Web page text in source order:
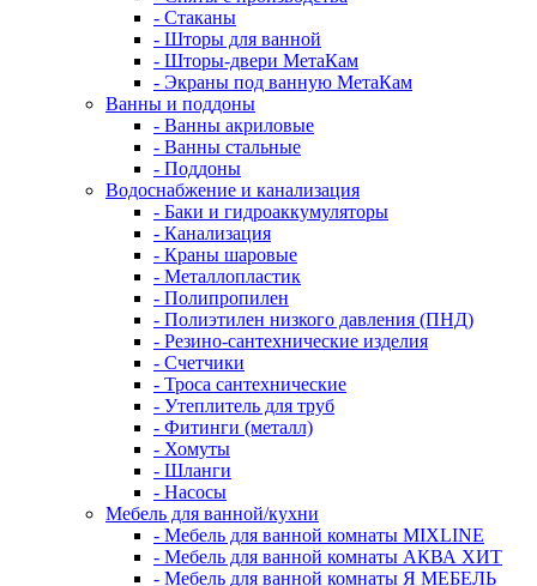
- Стаканы
- Шторы для ванной
- Шторы-двери МетаКам
- Экраны под ванную МетаКам
Ванны и поддоны
- Ванны акриловые
- Ванны стальные
- Поддоны
Водоснабжение и канализация
- Баки и гидроаккумуляторы
- Канализация
- Краны шаровые
- Металлопластик
- Полипропилен
- Полиэтилен низкого давления (ПНД)
- Резино-сантехнические изделия
- Счетчики
- Троса сантехнические
- Утеплитель для труб
- Фитинги (металл)
- Хомуты
- Шланги
- Насосы
Мебель для ванной/кухни
- Мебель для ванной комнаты MIXLINE
- Мебель для ванной комнаты АКВА ХИТ
- Мебель для ванной комнаты Я МЕБЕЛЬ